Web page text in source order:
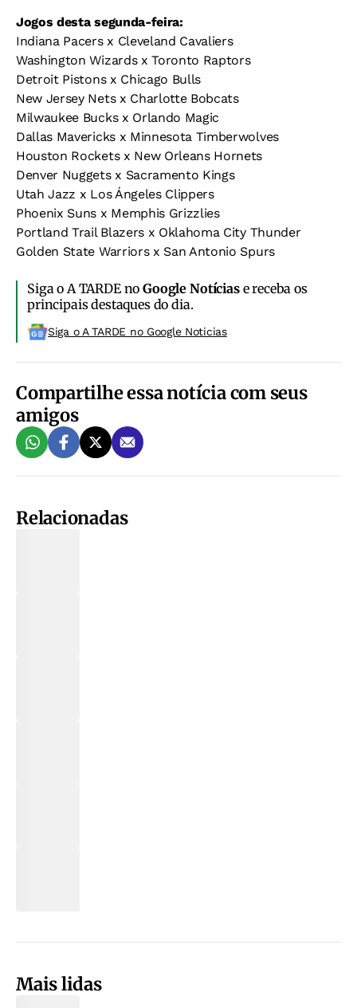
Jogos desta segunda-feira:
Indiana Pacers x Cleveland Cavaliers
Washington Wizards x Toronto Raptors
Detroit Pistons x Chicago Bulls
New Jersey Nets x Charlotte Bobcats
Milwaukee Bucks x Orlando Magic
Dallas Mavericks x Minnesota Timberwolves
Houston Rockets x New Orleans Hornets
Denver Nuggets x Sacramento Kings
Utah Jazz x Los Ángeles Clippers
Phoenix Suns x Memphis Grizzlies
Portland Trail Blazers x Oklahoma City Thunder
Golden State Warriors x San Antonio Spurs
Siga o A TARDE noGoogle Notíciase receba os
principais destaques do dia.
Siga o A TARDE no Google Noticias
Compartilhe essa notícia com seus
amigos
Relacionadas
Mais lidas